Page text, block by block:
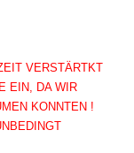
VERSTÄRTKT
EIN, DA WIR
KONNTEN !